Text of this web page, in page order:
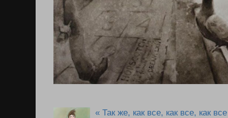
« Так же, как все, как все, как